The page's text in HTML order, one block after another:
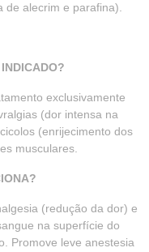
alecrim e parafina).
exclusivamente
(dor intensa na
(enrijecimento dos
musculares.
(redução da dor) e
na superfície do
Promove leve anestesia